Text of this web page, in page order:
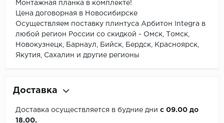
Монтажная планка в комплекте!
Цена договорная в Новосибирске
Осуществляем поставку плинтуса Арбитон Integra в
любой регион России со скидкой - Омск, Томск,
Новокузнецк, Барнаул, Бийск, Бердск, Красноярск,
Якутия, Сахалин и другие регионы
Доставка
Доставка осуществляется в будние дни с 09.00 до
18.00.